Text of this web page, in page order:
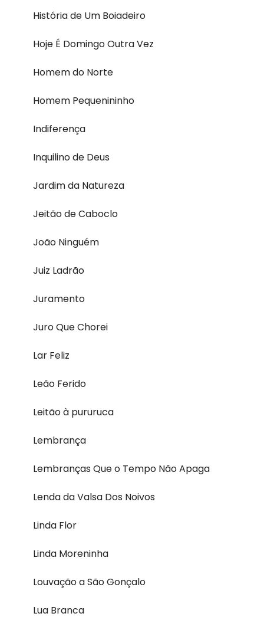
História de Um Boiadeiro
Hoje É Domingo Outra Vez
Homem do Norte
Homem Pequenininho
Indiferença
Inquilino de Deus
Jardim da Natureza
Jeitão de Caboclo
João Ninguém
Juiz Ladrão
Juramento
Juro Que Chorei
Lar Feliz
Leão Ferido
Leitão à pururuca
Lembrança
Lembranças Que o Tempo Não Apaga
Lenda da Valsa Dos Noivos
Linda Flor
Linda Moreninha
Louvação a São Gonçalo
Lua Branca